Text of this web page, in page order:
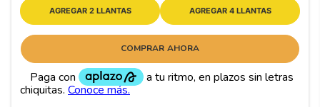
AGREGAR 2 LLANTAS AGREGAR 4 LLANTAS
COMPRAR AHORA